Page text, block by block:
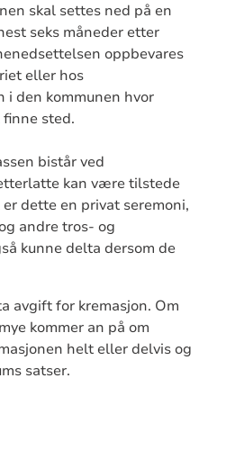
skal settes ned på en
seks måneder etter
oppbevares
eller hos
i den kommunen hvor
sted.
bistår ved
kan være tilstede
dette en privat seremoni,
andre tros- og
kunne delta dersom de
avgift for kremasjon. Om
kommer an på om
helt eller delvis og
satser.